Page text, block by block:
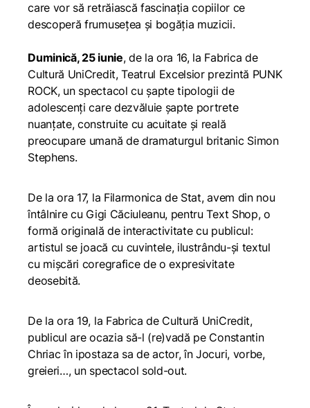
care vor să retrăiască fascinația copiilor ce
descoperă frumusețea și bogăția muzicii.
Duminică, 25 iunie, de la ora 16, la Fabrica de
Cultură UniCredit, Teatrul Excelsior prezintă PUNK
ROCK, un spectacol cu șapte tipologii de
adolescenți care dezvăluie șapte portrete
nuanțate, construite cu acuitate și reală
preocupare umană de dramaturgul britanic Simon
Stephens.
De la ora 17, la Filarmonica de Stat, avem din nou
întâlnire cu Gigi Căciuleanu, pentruText Shop, o
formă originală de interactivitate cu publicul:
artistul se joacă cu cuvintele, ilustrându-și textul
cu mișcări coregrafice de o expresivitate
deosebită.
De la ora 19, la Fabrica de Cultură UniCredit,
publicul are ocazia să-l (re)vadă pe Constantin
Chriac în ipostaza sa de actor, înJocuri, vorbe,
greieri…, un spectacol sold-out.